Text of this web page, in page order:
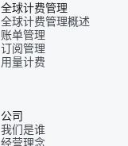
全球计费管理
全球计费管理概述
账单管理
订阅管理
用量计费
公司
我们是谁
经营理念